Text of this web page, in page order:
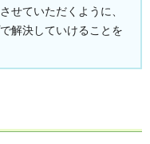
せていただくように、
解決していけることを